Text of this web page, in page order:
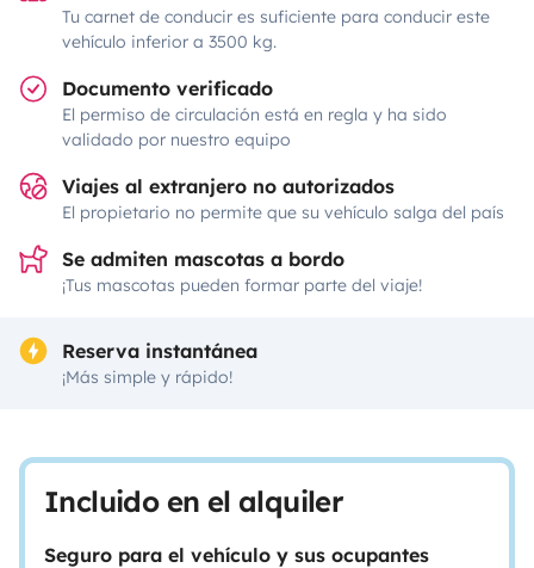
Tu carnet de conducir es suficiente para conducir este
vehículo inferior a 3500 kg.
Documento verificado
El permiso de circulación está en regla y ha sido
validado por nuestro equipo
Viajes al extranjero no autorizados
El propietario no permite que su vehículo salga del país
Se admiten mascotas a bordo
¡Tus mascotas pueden formar parte del viaje!
Reserva instantánea
¡Más simple y rápido!
Incluido en el alquiler
Seguro para el vehículo y sus ocupantes